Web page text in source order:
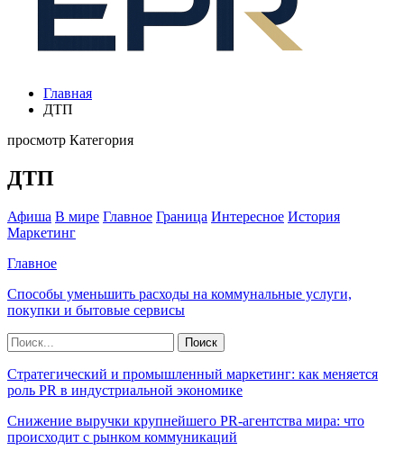
Главная
ДТП
просмотр Категория
ДТП
Афиша В мире Главное Граница Интересное История
Маркетинг
Главное
Способы уменьшить расходы на коммунальные услуги,
покупки и бытовые сервисы
Стратегический и промышленный маркетинг: как меняется
роль PR в индустриальной экономике
Снижение выручки крупнейшего PR-агентства мира: что
происходит с рынком коммуникаций